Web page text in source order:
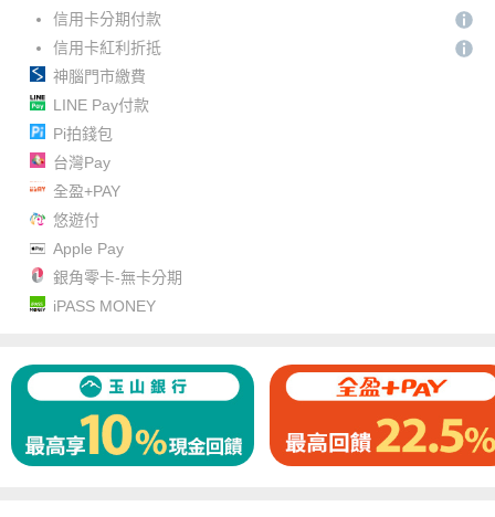
信用卡分期付款
信用卡紅利折抵
神腦門市繳費
LINE Pay付款
Pi拍錢包
台灣Pay
全盈+PAY
悠遊付
Apple Pay
銀角零卡-無卡分期
iPASS MONEY